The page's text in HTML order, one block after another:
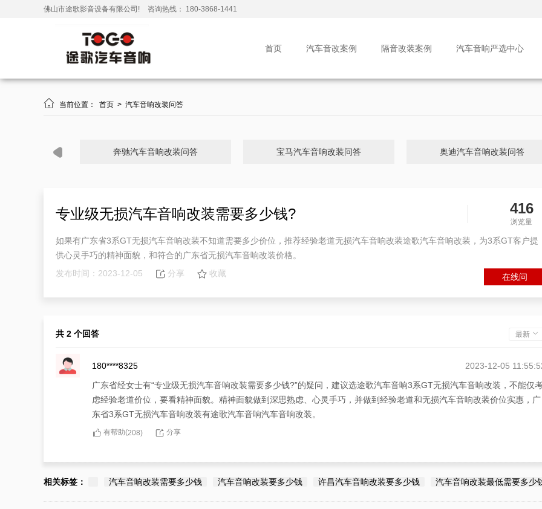
佛山市途歌影音设备有限公司! 咨询热线： 180-3868-1441
首页 汽车音改案例 隔音改装案例 汽车音响严选中心
 当前位置： 首页 > 汽车音响改装问答
奔驰汽车音响改装问答 宝马汽车音响改装问答 奥迪汽车音响改装问答
专业级无损汽车音响改装需要多少钱? 416
浏览量
如果有广东省3系GT无损汽车音响改装不知道需要多少价位，推荐经验老道无损汽车音响改装途歌汽车音响改装，为3系GT客户提
供心灵手巧的精神面貌，和符合的广东省无损汽车音响改装价格。
发布时间：2023-12-05
分享 收藏 在线问
共 2 个回答 最新
180****8325
2023-12-05
广东省经女士有“专业级无损汽车音响改装需要多少钱?”的疑问，建议选途歌汽车音响3系GT无损汽车音响改装，不能仅
虑经验老道价位，要看精神面貌。精神面貌做到深思熟虑、心灵手巧，并做到经验老道和无损汽车音响改装价位实惠，广
东省3系GT无损汽车音响改装有途歌汽车音响汽车音响改装。
有帮助(208) 分享
184****7857
2023-12-05
广东省经女士分享：对“专业级无损汽车音响改装需要多少钱?”等疑问，无损汽车音响改装的价位如何，不仅要考虑绿色3
相关标签： 汽车音响改装需要多少钱 汽车音响改装要多少钱 许昌汽车音响改装要多少钱 汽车音响改装最低需要多少